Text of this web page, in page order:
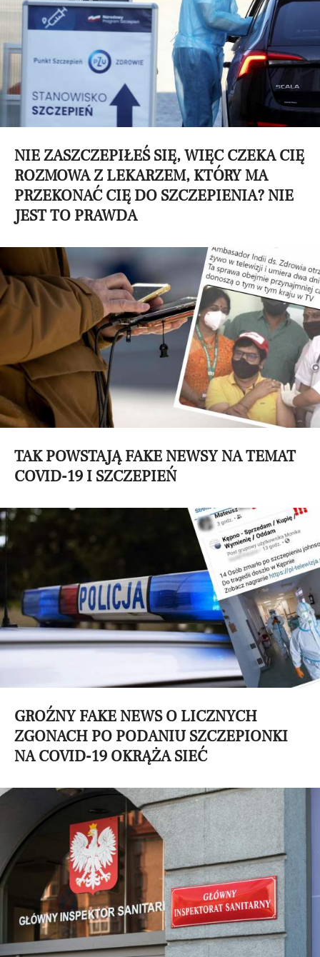
NIE ZASZCZEPIŁEŚ SIĘ, WIĘC CZEKA CIĘ
ROZMOWA Z LEKARZEM, KTÓRY MA
PRZEKONAĆ CIĘ DO SZCZEPIENIA? NIE
JEST TO PRAWDA
TAK POWSTAJĄ FAKE NEWSY NA TEMAT
COVID-19 I SZCZEPIEŃ
GROŹNY FAKE NEWS O LICZNYCH
ZGONACH PO PODANIU SZCZEPIONKI
NA COVID-19 OKRĄŻA SIEĆ